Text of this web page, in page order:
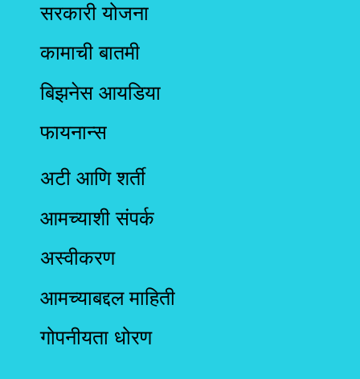
सरकारी योजना
कामाची बातमी
बिझनेस आयडिया
फायनान्स
अटी आणि शर्ती
आमच्याशी संपर्क
अस्वीकरण
आमच्याबद्दल माहिती
गोपनीयता धोरण